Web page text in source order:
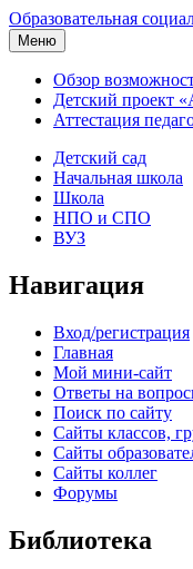
Образовательная
Меню
Обзор
Детский проект
Аттестация
Детский сад
Начальная школа
Школа
НПО и СПО
ВУЗ
Навигация
Вход/регистрация
Главная
Мой мини-сайт
Ответы на
Поиск по сайту
Сайты классов,
Сайты
Сайты коллег
Форумы
Библиотека